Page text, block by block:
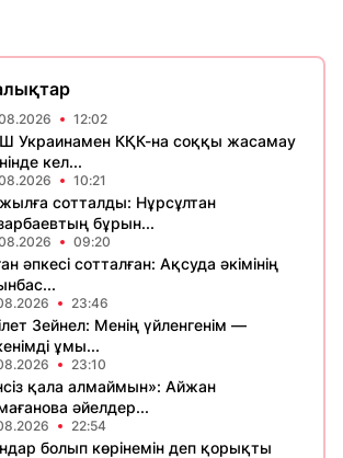
12:02
Украинамен КҚК-на соққы жасамау
кел...
10:21
сотталды: Нұрсұлтан
бұрын...
09:20
әпкесі сотталған: Ақсуда әкімінің
23:46
Зейнел: Менің үйленгенім —
ұмы...
23:10
қала алмаймын»: Айжан
әйелдер...
22:54
болып көрінемін деп қорықты